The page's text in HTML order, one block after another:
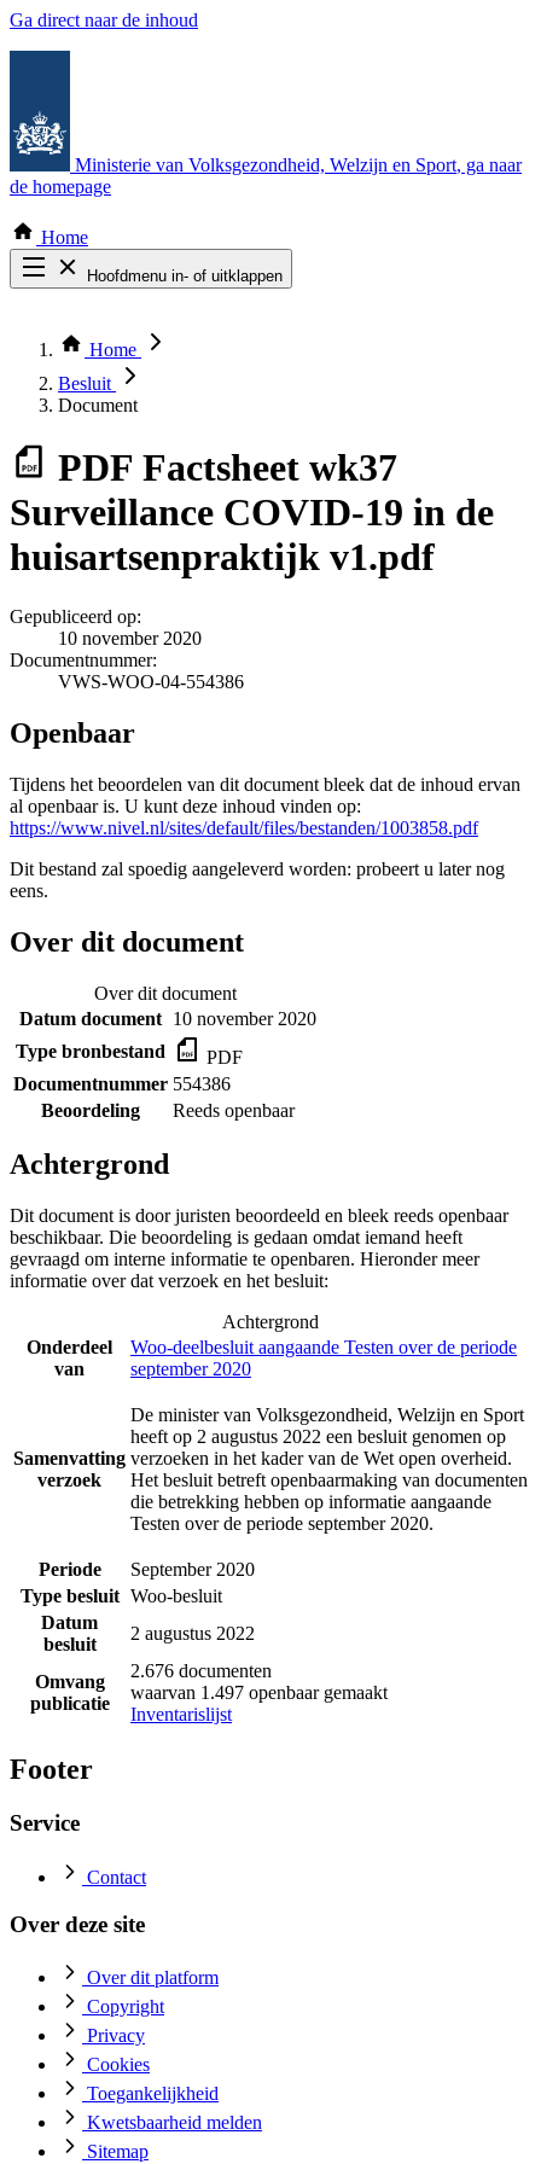
Ga direct naar de inhoud
Ministerie van Volksgezondheid, Welzijn en Sport, ga naar
de homepage
Home
Hoofdmenu in- of uitklappen
Thema COVID-19
Bekijk per bestuursorgaan
Home
Besluit
Document
PDF Factsheet wk37
Surveillance COVID-19 in de
huisartsenpraktijk v1.pdf
Gepubliceerd op:
10 november 2020
Documentnummer:
VWS-WOO-04-554386
Openbaar
Tijdens het beoordelen van dit document bleek dat de inhoud ervan
al openbaar is. U kunt deze inhoud vinden op:
https://www.nivel.nl/sites/default/files/bestanden/1003858.pdf
Dit bestand zal spoedig aangeleverd worden: probeert u later nog
eens.
Over dit document
Over dit document
Datum document 10 november 2020
Type bronbestand
PDF
Documentnummer 554386
Beoordeling
Reeds openbaar
Achtergrond
Dit document is door juristen beoordeeld en bleek reeds openbaar
beschikbaar. Die beoordeling is gedaan omdat iemand heeft
gevraagd om interne informatie te openbaren. Hieronder meer
informatie over dat verzoek en het besluit:
Achtergrond
Onderdeel
van
Woo-deelbesluit aangaande Testen over de periode
september 2020
Samenvatting
verzoek
De minister van Volksgezondheid, Welzijn en Sport
heeft op 2 augustus 2022 een besluit genomen op
verzoeken in het kader van de Wet open overheid.
Het besluit betreft openbaarmaking van documenten
die betrekking hebben op informatie aangaande
Testen over de periode september 2020.
Periode
September 2020
Type besluit Woo-besluit
Datum
besluit
2 augustus 2022
Omvang
publicatie
2.676 documenten
waarvan 1.497 openbaar gemaakt
Inventarislijst
Footer
Service
Contact
Over deze site
Over dit platform
Copyright
Privacy
Cookies
Toegankelijkheid
Kwetsbaarheid melden
Sitemap